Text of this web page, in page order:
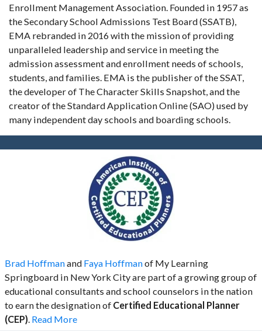
Enrollment Management Association. Founded in 1957 as
the Secondary School Admissions Test Board (SSATB),
EMA rebranded in 2016 with the mission of providing
unparalleled leadership and service in meeting the
admission assessment and enrollment needs of schools,
students, and families. EMA is the publisher of the SSAT,
the developer of The Character Skills Snapshot, and the
creator of the Standard Application Online (SAO) used by
many independent day schools and boarding schools.
Brad Hoffmanand Faya Hoffmanof My Learning
Springboard in New York City are part of a growing group of
educational consultants and school counselors in the nation
to earn the designation of Certified Educational Planner
(CEP) Read More